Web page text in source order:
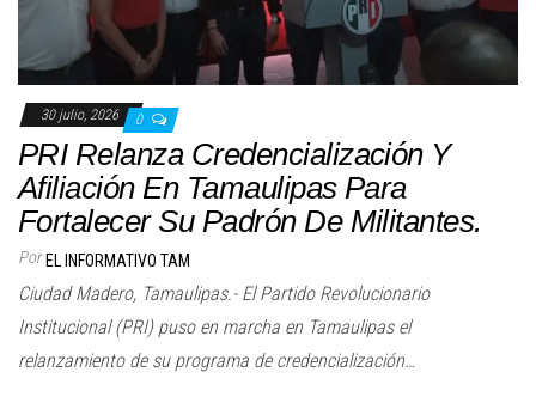
30 julio, 2026 0
PRI Relanza Credencialización Y
Afiliación En Tamaulipas Para
Fortalecer Su Padrón De Militantes.
Por EL INFORMATIVO TAM
Ciudad Madero, Tamaulipas.- El Partido Revolucionario
Institucional (PRI) puso en marcha en Tamaulipas el
relanzamiento de su programa de credencialización…